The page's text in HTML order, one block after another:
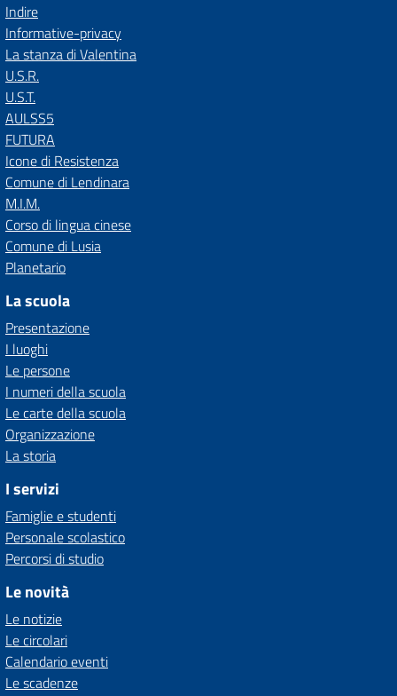
Indire
Informative-privacy
La stanza di Valentina
U.S.R.
U.S.T.
AULSS5
FUTURA
Icone di Resistenza
Comune di Lendinara
M.I.M.
Corso di lingua cinese
Comune di Lusia
Planetario
La scuola
Presentazione
I luoghi
Le persone
I numeri della scuola
Le carte della scuola
Organizzazione
La storia
I servizi
Famiglie e studenti
Personale scolastico
Percorsi di studio
Le novità
Le notizie
Le circolari
Calendario eventi
Le scadenze